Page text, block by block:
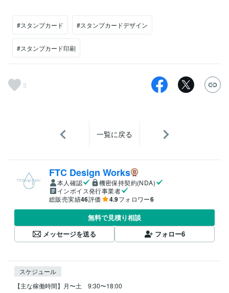
#スタンプカード #スタンプカードデザイン
#スタンプカード印刷
3
一覧に戻る
FTC Design Works
本人確認
機密保持契約(NDA)
インボイス発行事業者
総販売実績46評価 4.9フォロワー6
無料で見積り相談
メッセージを送る
フォロー6
スケジュール
【主な稼働時間】月〜土　9:30〜18:00